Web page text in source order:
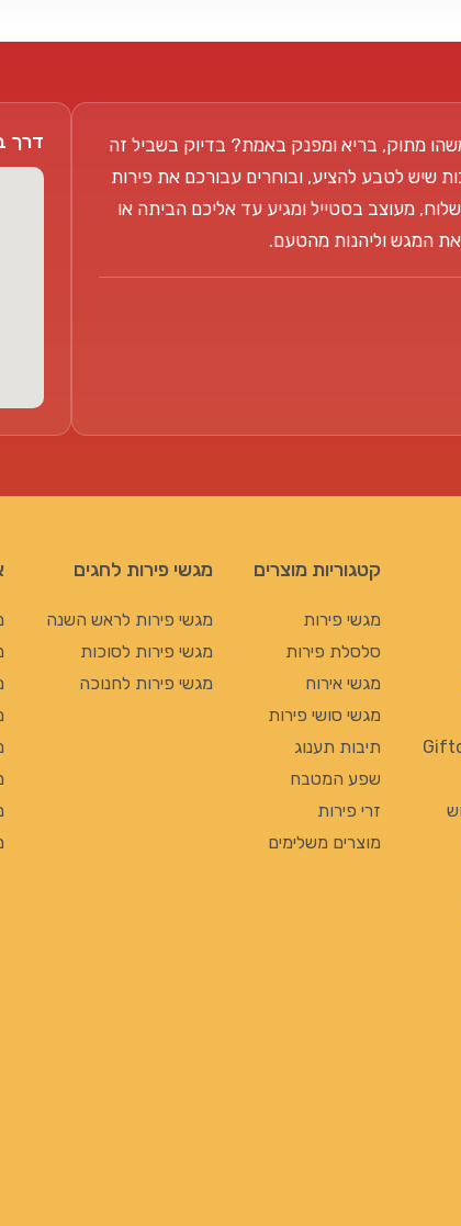
מתוק, בריא ומפנק באמת? בדיוק בשביל זה
שיש לטבע להציע, ובוחרים עבורכם את פירות
מעוצב בסטייל ומגיע עד אליכם הביתה או
המגש וליהנות מהטעם.
דרך בן צבי
קטגוריות מוצרים
מגשי פירות
סלסלת פירות
מגשי אירוח
מגשי סושי פירות
תיבות תענוג
שפע המטבח
זרי פירות
מוצרים משלימים
מגשי פירות לחגים
מגשי פירות לראש השנה
מגשי פירות לסוכות
מגשי פירות לחנוכה